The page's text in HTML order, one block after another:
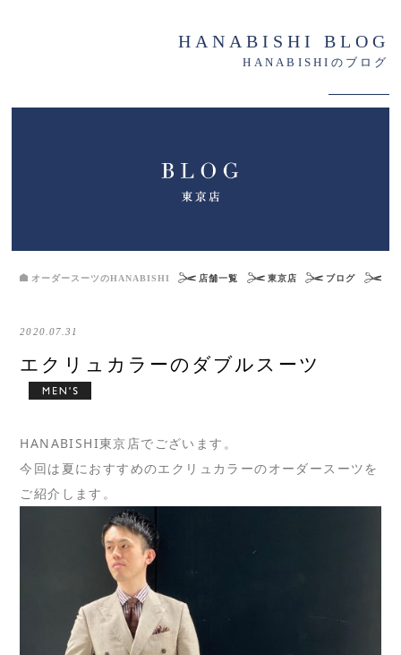
HANABISHI BLOG
HANABISHIのブログ
オーダースーツのHANABISHI 店舗一覧 東京店 ブログ
2020.07.31
エクリュカラーのダブルスーツ
HANABISHI東京店でございます。
今回は夏におすすめのエクリュカラーのオーダースーツを
ご紹介します。